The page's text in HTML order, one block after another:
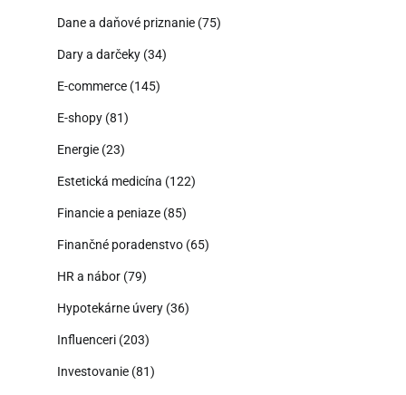
Dane a daňové priznanie (75)
Dary a darčeky (34)
E-commerce (145)
E-shopy (81)
Energie (23)
Estetická medicína (122)
Financie a peniaze (85)
Finančné poradenstvo (65)
HR a nábor (79)
Hypotekárne úvery (36)
Influenceri (203)
Investovanie (81)